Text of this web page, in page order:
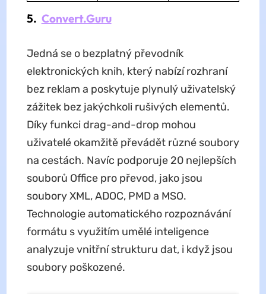
5. Convert.Guru
Jedná se o bezplatný převodník
elektronických knih, který nabízí rozhraní
bez reklam a poskytuje plynulý uživatelský
zážitek bez jakýchkoli rušivých elementů.
Díky funkci drag-and-drop mohou
uživatelé okamžitě převádět různé soubory
na cestách. Navíc podporuje 20 nejlepších
souborů Office pro převod, jako jsou
soubory XML, ADOC, PMD a MSO.
Technologie automatického rozpoznávání
formátu s využitím umělé inteligence
analyzuje vnitřní strukturu dat, i když jsou
soubory poškozené.